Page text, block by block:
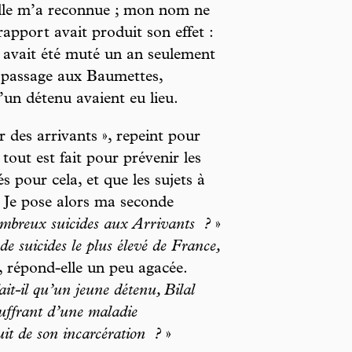
m’a reconnue ; mon nom ne
avait produit son effet :
été muté un an seulement
aux Baumettes,
détenu avaient eu lieu.
des arrivants », repeint pour
tout est fait pour prévenir les
pour cela, et que les sujets à
pose alors ma seconde
suicides aux Arrivants
? »
suicides le plus élevé de France,
répond-elle un peu agacée.
il qu’un jeune détenu, Bilal
d’une maladie
de son incarcération
? »